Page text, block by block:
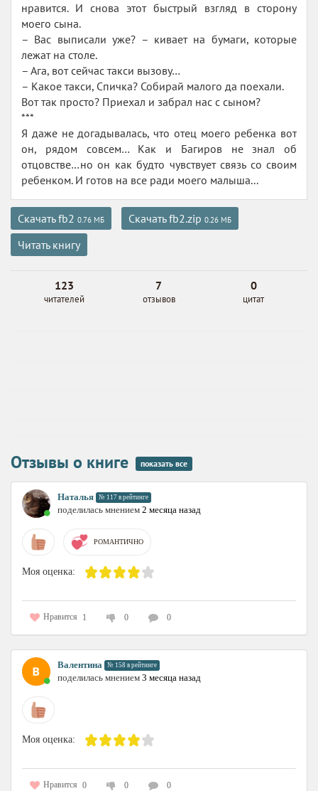
нравится. И снова этот быстрый взгляд в сторону
моего сына.
– Вас выписали уже? – кивает на бумаги, которые
лежат на столе.
– Ага, вот сейчас такси вызову…
– Какое такси, Спичка? Собирай малого да поехали.
Вот так просто? Приехал и забрал нас с сыном?
***
Я даже не догадывалась, что отец моего ребенка вот
он, рядом совсем… Как и Багиров не знал об
отцовстве…но он как будто чувствует связь со своим
ребенком. И готов на все ради моего малыша...
Скачать fb2 0.76 МБ Скачать fb2.zip 0.26 МБ
Читать книгу
123
читателей
7
отзывов
0
цитат
Отзывы о книге показать все
Наталья № 117 в рейтинге
поделилась мнением 2 месяца назад
РОМАНТИЧНО
Моя оценка:
Нравится 1 0 0
Валентина № 158 в рейтинге
поделилась мнением 3 месяца назад
Моя оценка:
Нравится 0 0 0